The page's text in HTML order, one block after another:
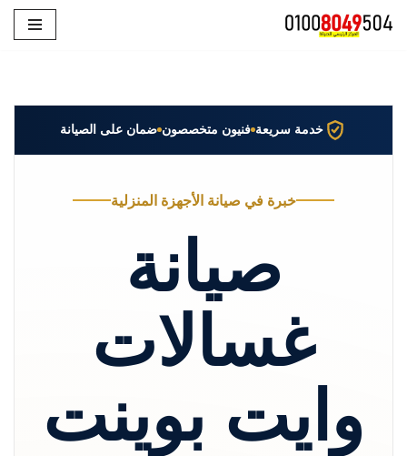
خدمة سريعة فنيون متخصصون ضمان على الصيانة
خبرة في صيانة الأجهزة المنزلية
صيانة
غسالات
وايت بوينت